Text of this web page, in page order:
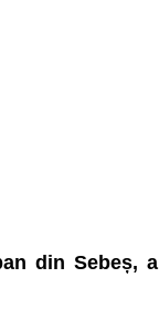
din Sebeș,